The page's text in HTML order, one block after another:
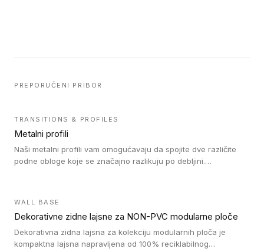
PREPORUČENI PRIBOR
TRANSITIONS & PROFILES
Metalni profili
Naši metalni profili vam omogućavaju da spojite dve različite
podne obloge koje se značajno razlikuju po debljini.
WALL BASE
Dekorativne zidne lajsne za NON-PVC modularne ploče
Dekorativna zidna lajsna za kolekciju modularnih ploča je
kompaktna lajsna napravljena od 100% reciklabilnog